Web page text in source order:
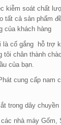
kiễm soát chất
tất cả sản phẩm
của khách hàng
là cố gắng hỗ trợ
tôi chân thành
của bạn.
cung cấp nam
trong dây
các nhà máy